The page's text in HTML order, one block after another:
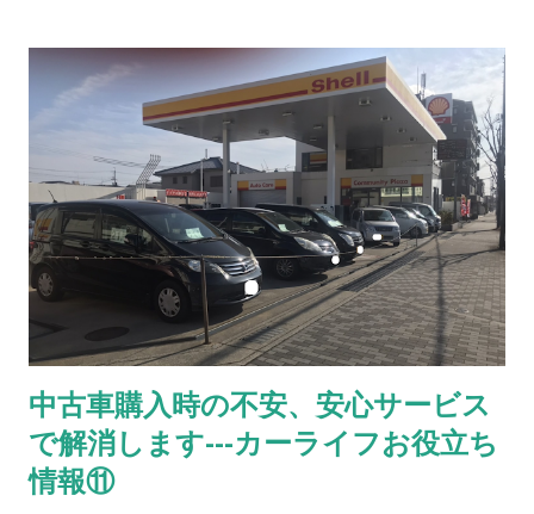
原本弊社預かり（完済時に原本返却） 4. 分割回数の最長
10 回（毎月払い。完済期限は車検満了まで） 5. 分割手数
料：支払総額の 10 〜 30% 6. 完済期限までに返済できない
場合は車両を返却すること とし、支払済料金は車両使用料とし
て返金しない。 7. 故障の場合『修理』、『乗換』、『解
約』を自由に選択 * 但し、上項の6.7.は、車両引渡し時より著し
く車の価値が低下して いる場合は残債の返済、もしくは原状回
復費用を請求 8 ． 近隣エリアの方のみ 対象（来店必須）
9. 毎月のお支払は月末までのお振込（手数料お客様負
担） 10. 契約後届け出事項の変更（住所、勤務先、連絡先
等）が発生した場合は速やかに書面にて届け出ること *お客様
が希望される頭金、分割回数によって条件が変わります。 信用
情報 （社内審査） ➀ 所得証明書 ② 緊急連絡先 ➂
車両保管場所 まずはご相談を❗️ ＊ローンご希望の方
中古車購入時の不安、安心サービス
で解消します---カーライフお役立ち
情報⑪